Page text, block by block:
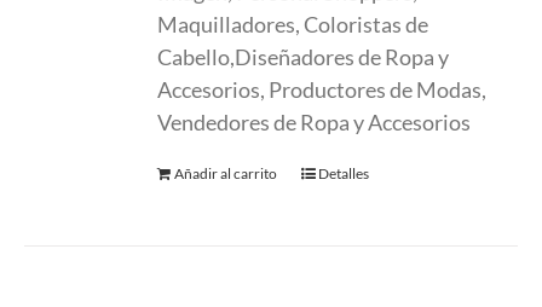
Maquilladores, Coloristas de
Cabello,Diseñadores de Ropa y
Accesorios, Productores de Modas,
Vendedores de Ropa y Accesorios
Añadir al carrito Detalles